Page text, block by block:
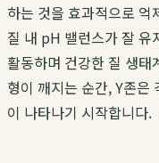
하는 것을 효과적으로
질 내 pH 밸런스가 잘 유
활동하며 건강한 질 생태
형이 깨지는 순간, Y존은
이 나타나기 시작합니다.